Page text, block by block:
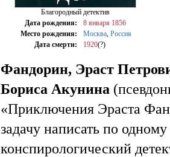
Благородный детектив
Дата рождения:
8 января 1856
Место рождения:
Москва, Россия
Дата смерти:
1920(?)
Фандорин, Эраст
Бориса Акунина
«Приключения Эраста
задачу написать по
конспирологический